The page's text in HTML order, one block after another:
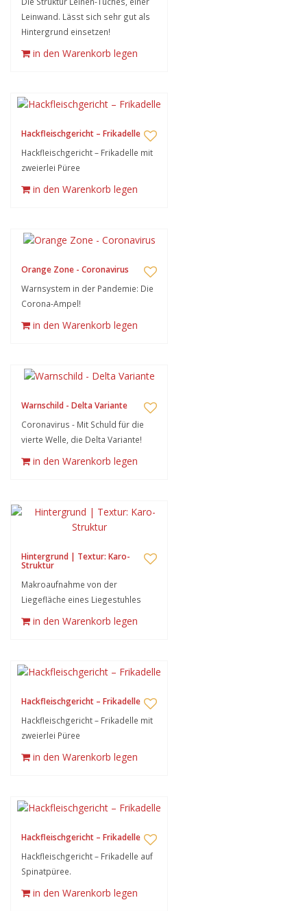
Leinwand. Lässt sich sehr gut als
Hintergrund einsetzen!
in den Warenkorb legen
Hackfleischgericht – Frikadelle
Hackfleischgericht – Frikadelle mit
zweierlei Püree
in den Warenkorb legen
Orange Zone - Coronavirus
Warnsystem in der Pandemie: Die
Corona-Ampel!
in den Warenkorb legen
Warnschild - Delta Variante
Coronavirus - Mit Schuld für die
vierte Welle, die Delta Variante!
in den Warenkorb legen
Hintergrund | Textur: Karo-
Struktur
Makroaufnahme von der
Liegefläche eines Liegestuhles
in den Warenkorb legen
Hackfleischgericht – Frikadelle
Hackfleischgericht – Frikadelle mit
zweierlei Püree
in den Warenkorb legen
Hackfleischgericht – Frikadelle
Hackfleischgericht – Frikadelle auf
Spinatpüree.
in den Warenkorb legen